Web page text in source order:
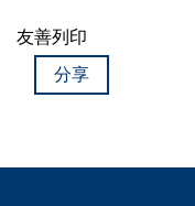
友善列印
分享